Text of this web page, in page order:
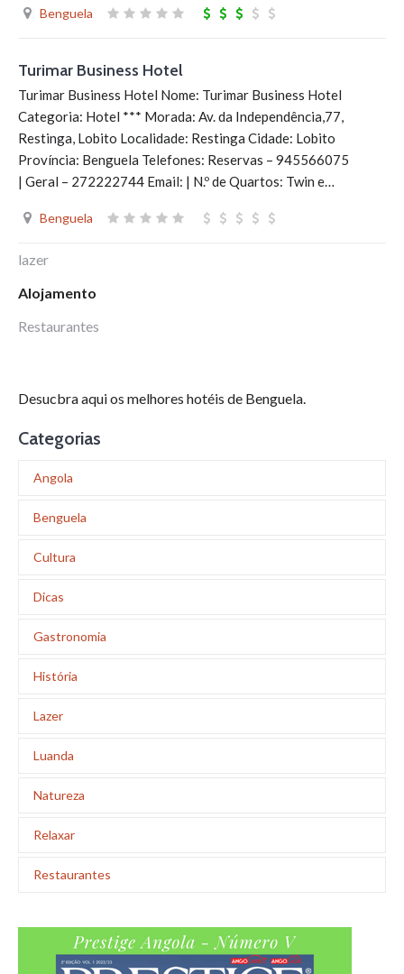
Benguela
Turimar Business Hotel
Turimar Business Hotel Nome: Turimar Business Hotel
Categoria: Hotel *** Morada: Av. da Independência,77,
Restinga, Lobito Localidade: Restinga Cidade: Lobito
Província: Benguela Telefones: Reservas – 945566075
| Geral – 272222744 Email: | N.º de Quartos: Twin e…
Benguela
lazer
Alojamento
Restaurantes
Desucbra aqui os melhores hotéis de Benguela.
Categorias
Angola
Benguela
Cultura
Dicas
Gastronomia
História
Lazer
Luanda
Natureza
Relaxar
Restaurantes